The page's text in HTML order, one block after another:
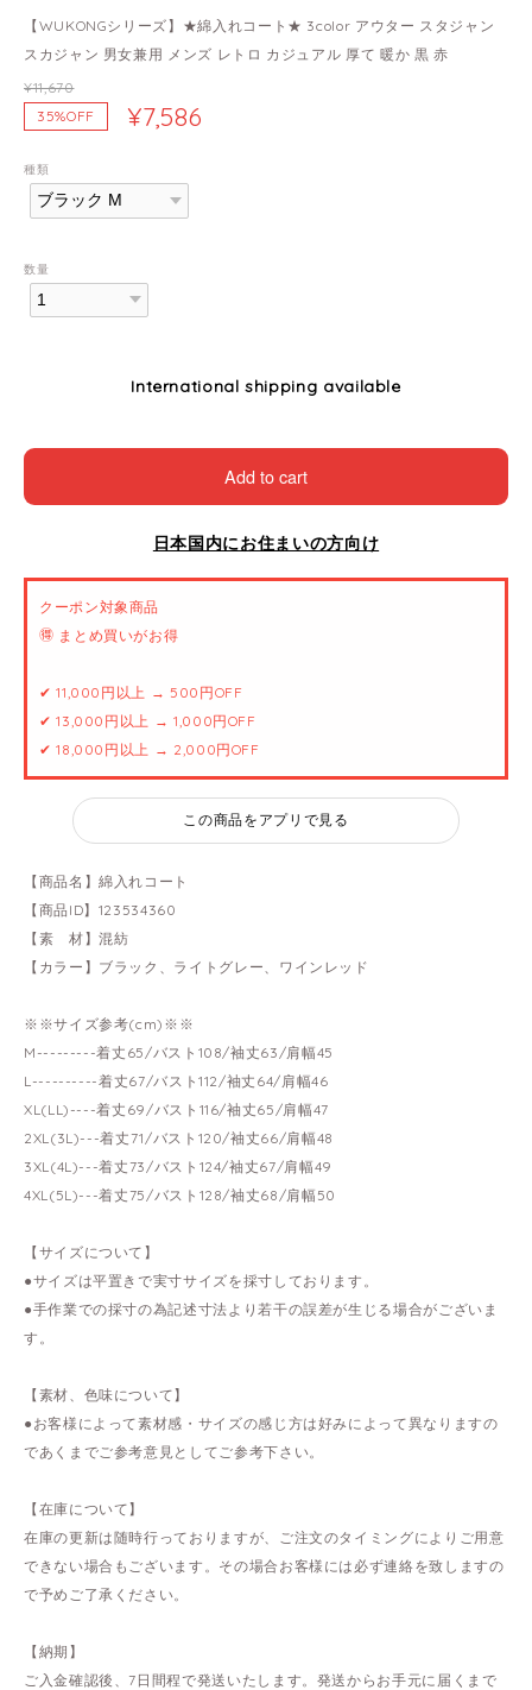
【WUKONGシリーズ】★綿入れコート★ 3color アウター スタジャン
スカジャン 男女兼用 メンズ レトロ カジュアル 厚て 暖か 黒 赤
¥11,670
35%OFF
¥7,586
種類
数量
International shipping available
Add to cart
日本国内にお住まいの方向け
クーポン対象商品
🉐 まとめ買いがお得
✔ 11,000円以上 → 500円OFF
✔ 13,000円以上 → 1,000円OFF
✔ 18,000円以上 → 2,000円OFF
この商品をアプリで見る
【商品名】綿入れコート
【商品ID】123534360
【素 材】混紡
【カラー】ブラック、ライトグレー、ワインレッド
※※サイズ参考(cm)※※
M---------着丈65/バスト108/袖丈63/肩幅45
L----------着丈67/バスト112/袖丈64/肩幅46
XL(LL)----着丈69/バスト116/袖丈65/肩幅47
2XL(3L)---着丈71/バスト120/袖丈66/肩幅48
3XL(4L)---着丈73/バスト124/袖丈67/肩幅49
4XL(5L)---着丈75/バスト128/袖丈68/肩幅50
【サイズについて】
●サイズは平置きで実寸サイズを採寸しております。
●手作業での採寸の為記述寸法より若干の誤差が生じる場合がございま
す。
【素材、色味について】
●お客様によって素材感・サイズの感じ方は好みによって異なりますの
であくまでご参考意見としてご参考下さい。
【在庫について】
在庫の更新は随時行っておりますが、ご注文のタイミングによりご用意
できない場合もございます。その場合お客様には必ず連絡を致しますの
で予めご了承ください。
【納期】
ご入金確認後、7日間程で発送いたします。発送からお手元に届くまで